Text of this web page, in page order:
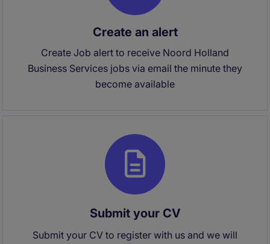
Create an alert
Create Job alert to receive Noord Holland
Business Services jobs via email the minute they
become available
Submit your CV
Submit your CV to register with us and we will